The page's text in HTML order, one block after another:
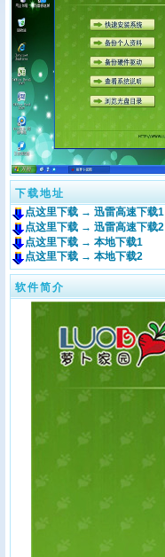
下载地址
点这里下载 → 迅雷高速下载1
点这里下载 → 迅雷高速下载2
点这里下载 → 本地下载1
点这里下载 → 本地下载2
软件简介